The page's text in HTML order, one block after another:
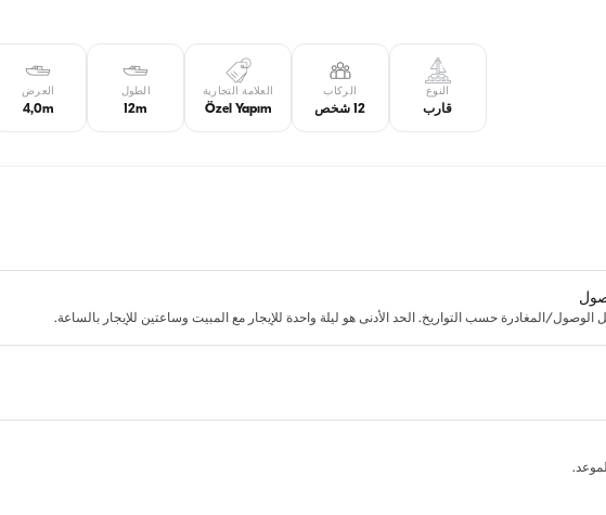
النوع
قارب
الركاب
12 شخص
العلامة التجارية
Özel Yapım
الطول
12m
العرض
4,0m
الوصول/المغادرة حسب التواريخ. الحد الأدنى هو ليلة واحدة للإيجار مع المبيت وساعتين للإيجار بالساعة.